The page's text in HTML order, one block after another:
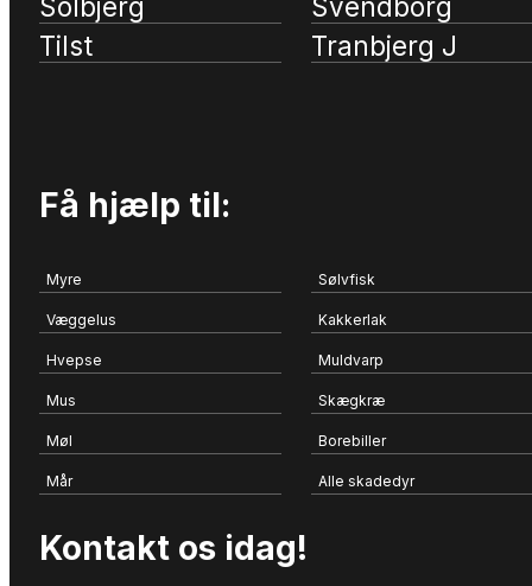
Solbjerg
Svendborg
Tilst
Tranbjerg J
Få hjælp til:
Myre Sølvfisk
Væggelus Kakkerlak
Hvepse Muldvarp
Mus Skægkræ
Møl Borebiller
Mår Alle skadedyr
Kontakt os idag!